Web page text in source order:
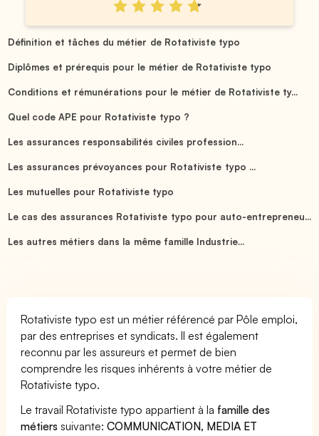
Définition et tâches du métier de Rotativiste typo
Diplômes et prérequis pour le métier de Rotativiste typo
Conditions et rémunérations pour le métier de Rotativiste ty...
Quel code APE pour Rotativiste typo ?
Les assurances responsabilités civiles profession...
Les assurances prévoyances pour Rotativiste typo ...
Les mutuelles pour Rotativiste typo
Le cas des assurances Rotativiste typo pour auto-entrepreneu...
Les autres métiers dans la même famille Industrie...
Rotativiste typo est un métier référencé par Pôle emploi,
par des entreprises et syndicats. Il est également
reconnu par les assureurs et permet de bien
comprendre les risques inhérents à votre métier de
Rotativiste typo.
Le travail Rotativiste typo appartient à la famille des
métiers suivante:COMMUNICATION, MEDIA ET